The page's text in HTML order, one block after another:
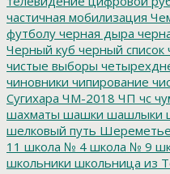
частичная мобилизация
футболу черная дыра
Черный куб черный список
чистые выборы
чиновники чипирование
Сугихара ЧМ-2018 ЧП чс
шахматы шашки шашлыки
шелковый путь
11 школа № 4 школа № 9
школьники школьница из